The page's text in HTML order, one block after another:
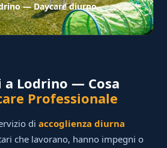
— Daycare diurno
a Lodrino — Cosa
Professionale
diaccoglienza diurna
che lavorano, hanno impegni o